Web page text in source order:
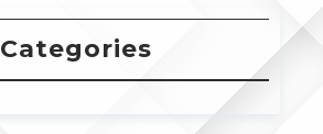
Categories